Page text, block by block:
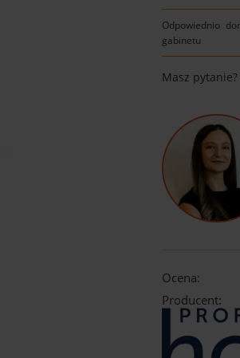
Odpowiednio
gabinetu
Masz
Ocena:
Producent: